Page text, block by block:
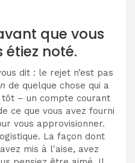
que vous
étiez noté.
dit : le rejet n’est pas
de quelque chose qui a
– un compte courant
ce que vous avez fourni
vous approvisionner.
La façon dont
mis à l'aise, avez